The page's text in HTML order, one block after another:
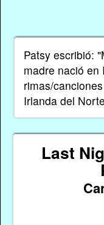
Patsy escribió:
madre nació en
rimas/
Irlanda del
Last